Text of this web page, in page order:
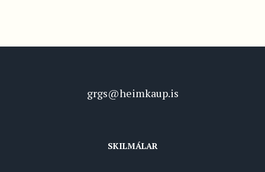
grgs@heimkaup.is
SKILMÁLAR